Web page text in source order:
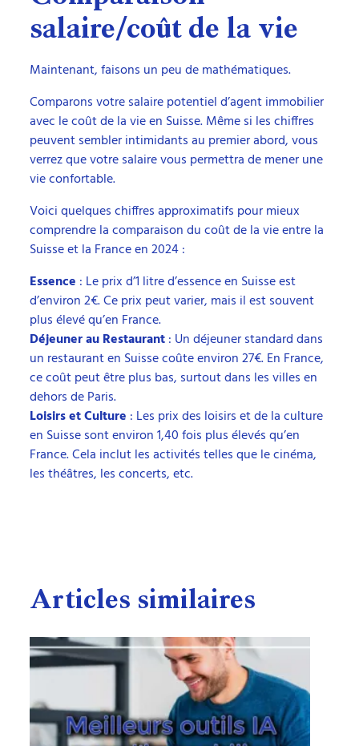
salaire/coût de la vie
Maintenant, faisons un peu de mathématiques.
Comparons votre salaire potentiel d’agent immobilier
avec le coût de la vie en Suisse. Même si les chiffres
peuvent sembler intimidants au premier abord, vous
verrez que votre salaire vous permettra de mener une
vie confortable.
Voici quelques chiffres approximatifs pour mieux
comprendre la comparaison du coût de la vie entre la
Suisse et la France en 2024 :
Essence : Le prix d’1 litre d’essence en Suisse est
d’environ 2€. Ce prix peut varier, mais il est souvent
plus élevé qu’en France.
Déjeuner au Restaurant: Un déjeuner standard dans
un restaurant en Suisse coûte environ 27€. En France,
ce coût peut être plus bas, surtout dans les villes en
dehors de Paris.
Loisirs et Culture : Les prix des loisirs et de la culture
en Suisse sont environ 1,40 fois plus élevés qu’en
France. Cela inclut les activités telles que le cinéma,
les théâtres, les concerts, etc.
Articles similaires